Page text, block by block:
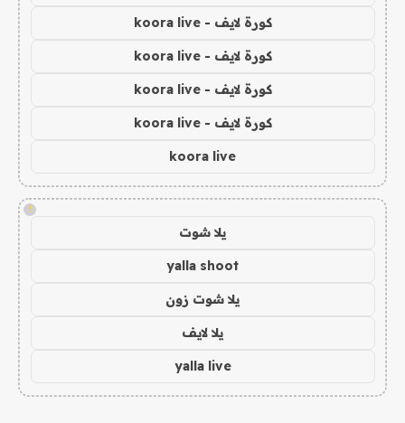
كورة لايف - koora live
كورة لايف - koora live
كورة لايف - koora live
كورة لايف - koora live
koora live
!
يلا شوت
yalla shoot
يلا شوت زون
يلا لايف
yalla live